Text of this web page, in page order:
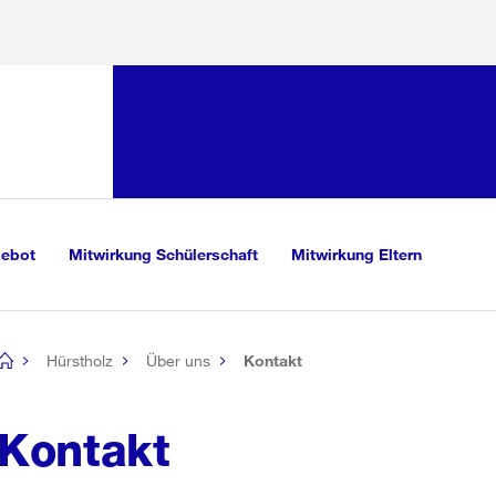
Mitwirkung Schülerschaft Mitwirkung Eltern
Hürstholz Über uns Kontakt
Kontakt